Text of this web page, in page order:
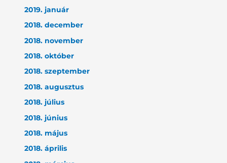
2019. január
2018. december
2018. november
2018. október
2018. szeptember
2018. augusztus
2018. július
2018. június
2018. május
2018. április